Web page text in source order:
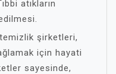
atıkların
şirketleri,
için hayati
sayesinde,